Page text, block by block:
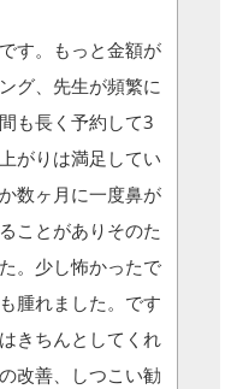
す。もっと金額が
グ、先生が頻繁に
も長く予約して3
がりは満足してい
数ヶ月に一度鼻が
ことがありそのた
。少し怖かったで
腫れました。です
きちんとしてくれ
改善、しつこい勧